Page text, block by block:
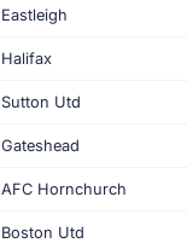
Eastleigh
Halifax
Sutton Utd
Gateshead
AFC Hornchurch
Boston Utd